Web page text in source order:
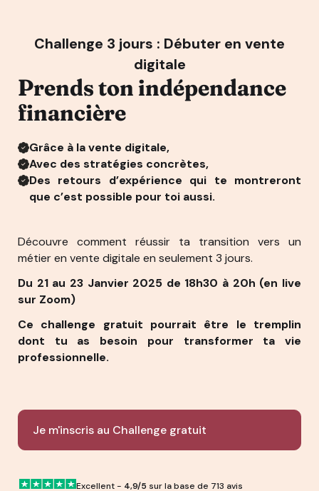
Challenge 3 jours : Débuter en vente
digitale
Prends ton indépendance
financière
Grâce à la vente digitale,
Avec des stratégies concrètes,
Des retours d’expérience qui te montreront
que c’est possible pour toi aussi.
Découvre comment réussir ta transition vers un
métier en vente digitale en seulement 3 jours.
Du 21 au 23 Janvier 2025 de 18h30 à 20h (en live
sur Zoom)
Ce challenge gratuit pourrait être le tremplin
dont tu as besoin pour transformer ta vie
professionnelle.
Je m'inscris au Challenge gratuit
Excellent - 4,9/5 sur la base de 713 avis